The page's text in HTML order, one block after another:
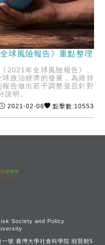
球風險報告》重點整理
2021年全球風險報告》。
政治經濟的發展，為維持
告做出若干調整並且針對
說明。
2021-02-08 點擊數:10553
Society and Policy
號 臺灣大學社會科學院 頤賢館5